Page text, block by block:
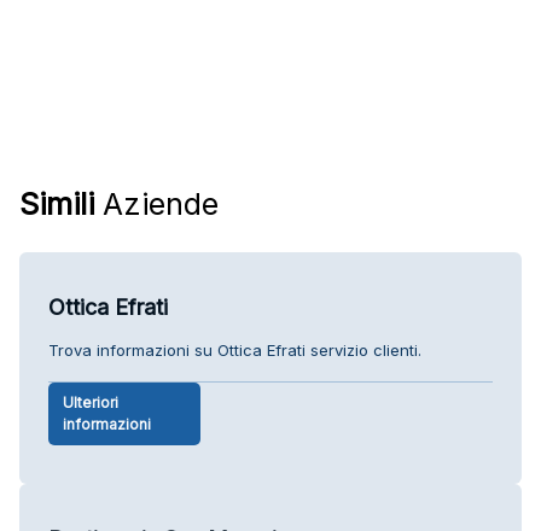
Simili Aziende
Ottica Efrati
Trova informazioni su Ottica Efrati servizio clienti.
Ulteriori
informazioni